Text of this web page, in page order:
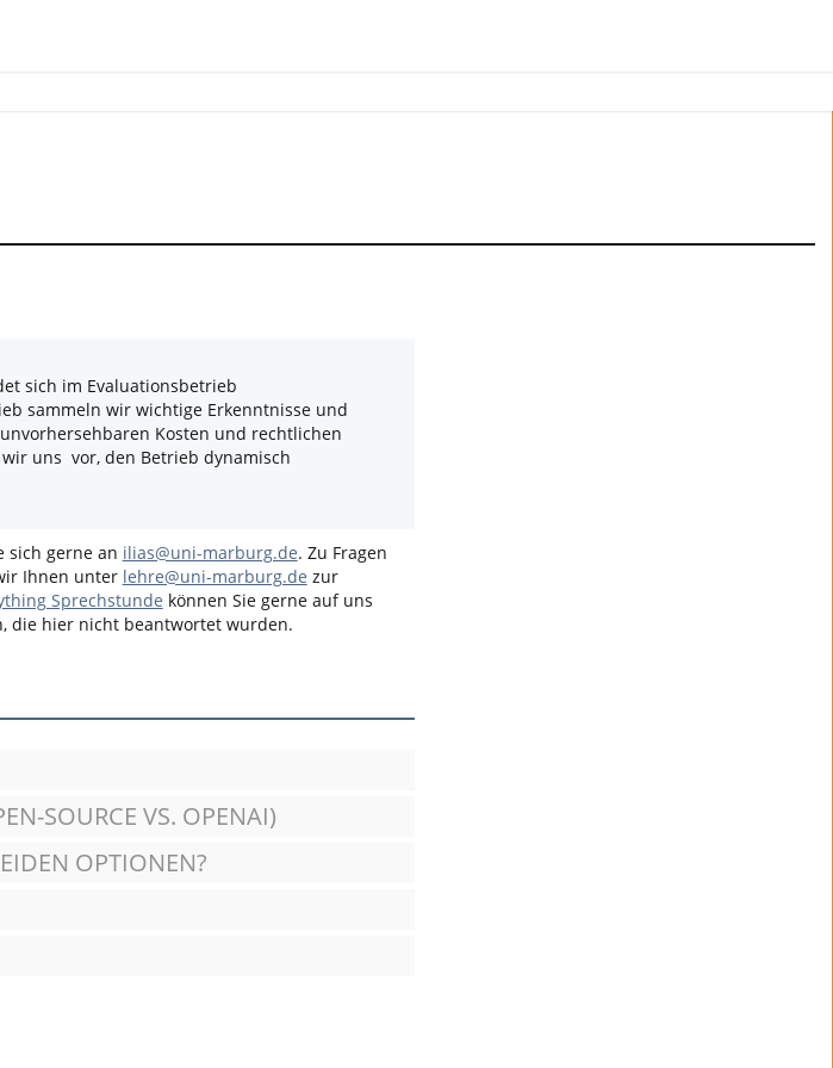
sich im Evaluationsbetrieb
sammeln wir wichtige Erkenntnisse und
Kosten und rechtlichen
uns vor, den Betrieb dynamisch
sich gerne an ilias@uni-marburg.de. Zu Fragen
Ihnen unter lehre@uni-marburg.de zur
Sprechstunde können Sie gerne auf uns
die hier nicht beantwortet wurden.
SOURCE VS. OPENAI)
OPTIONEN?